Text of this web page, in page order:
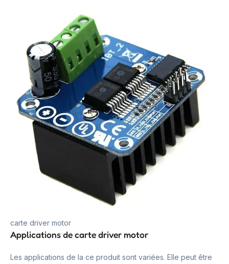
carte driver motor
Applications de carte driver motor
Les applications de la ce produit sont variées. Elle peut être